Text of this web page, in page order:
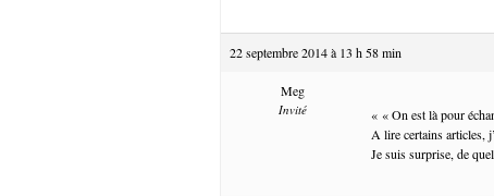
22 septembre 2014 à 13 h 58 min
Meg
Invité
« « On est là pour
A lire certains articles,
Je suis surprise, de